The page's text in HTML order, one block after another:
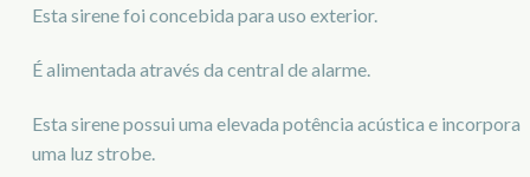
Esta sirene foi concebida para uso exterior.
É alimentada através da central de alarme.
Esta sirene possui uma elevada potência acústica e incorpora
uma luz strobe.